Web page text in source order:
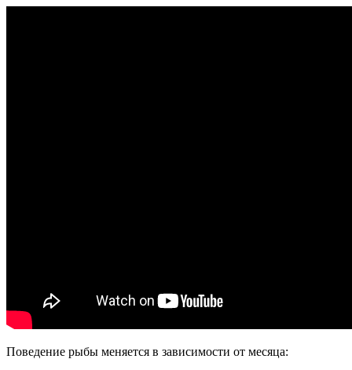
Поведение рыбы меняется в зависимости от месяца: